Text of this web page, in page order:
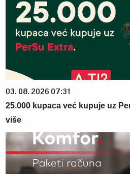
03. 08. 2026 07:31
25.000 kupaca već kupuje uz
više